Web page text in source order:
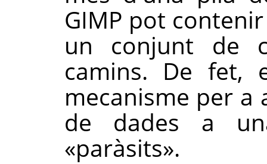
GIMP pot
un conjunt de
camins. De
mecanisme per
de dades a
«paràsits».